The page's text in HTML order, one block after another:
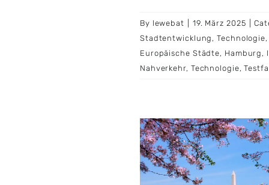
By lewebat 19. März 2025
Stadtentwicklung ,Technologie,
Europäische Städte, Hamburg ,
Nahverkehr, Technologie,